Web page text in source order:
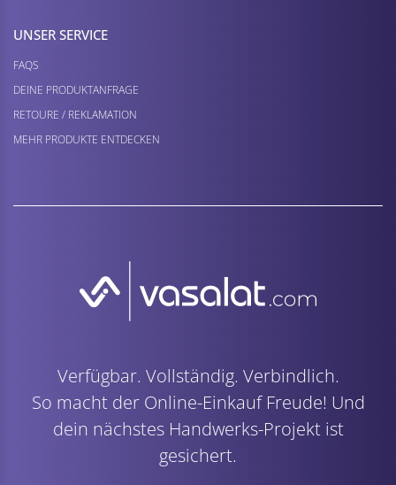
UNSER SERVICE
FAQS
DEINE PRODUKTANFRAGE
RETOURE / REKLAMATION
MEHR PRODUKTE ENTDECKEN
Verfügbar. Vollständig. Verbindlich.
So macht der Online-Einkauf Freude! Und
dein nächstes Handwerks-Projekt ist
gesichert.